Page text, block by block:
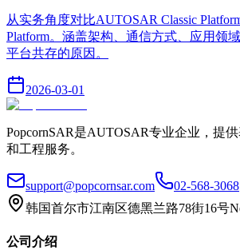
从实务角度对比AUTOSAR Classic
Platform。涵盖架构、通信方式、应用领
平台共存的原因。
2026-03-01
PopcornSAR是AUTOSAR专业企业，提
和工程服务。
support@popcornsar.com
02-568-3068
韩国首尔市江南区德黑兰路78街16号
公司介绍